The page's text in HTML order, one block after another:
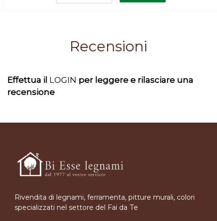
Recensioni
Effettua il LOGIN per leggere e rilasciare una
recensione
Rivendita di legnami, ferramenta, pitture murali, colori
specializzati nel settore del Fai da Te